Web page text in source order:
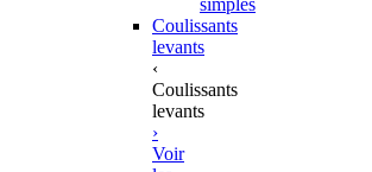
Coulissants
levants
‹
Coulissants
levants
›
Voir